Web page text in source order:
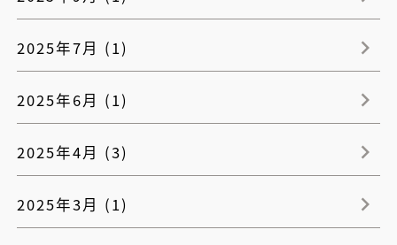
2025年7月 (1)
2025年6月 (1)
2025年4月 (3)
2025年3月 (1)